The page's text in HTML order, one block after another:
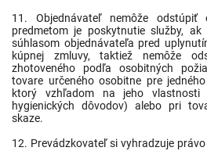
11. Objednávateľ nemôže
predmetom je poskytnutie služby,
súhlasom objednávateľa pred
kúpnej zmluvy, taktiež nemôže
zhotoveného podľa osobitných
tovare určeného osobitne pre
ktorý vzhľadom na jeho
hygienických dôvodov) alebo pri
skaze.
12. Prevádzkovateľ si vyhradzuje